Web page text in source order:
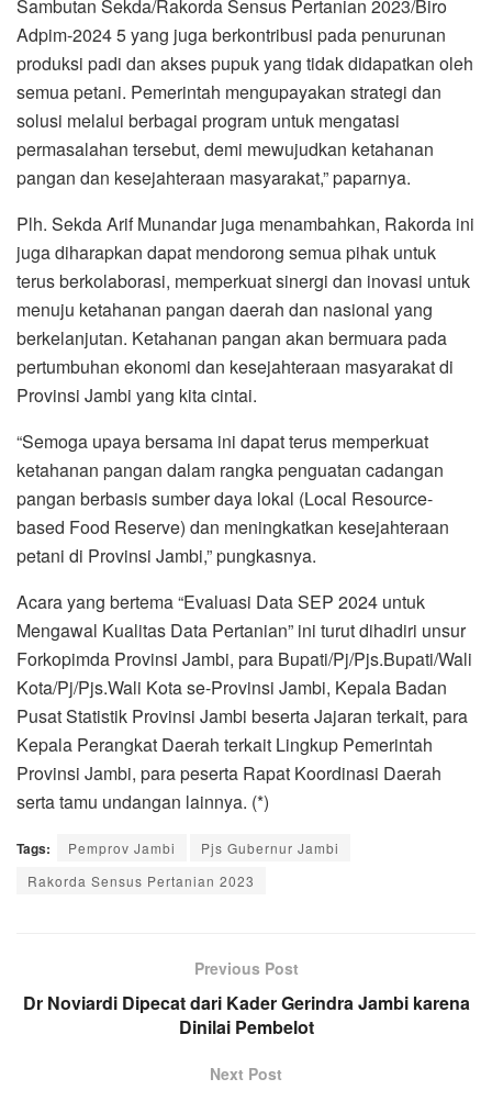
Sambutan Sekda/Rakorda Sensus Pertanian 2023/Biro
Adpim-2024 5 yang juga berkontribusi pada penurunan
produksi padi dan akses pupuk yang tidak didapatkan oleh
semua petani. Pemerintah mengupayakan strategi dan
solusi melalui berbagai program untuk mengatasi
permasalahan tersebut, demi mewujudkan ketahanan
pangan dan kesejahteraan masyarakat,” paparnya.
Plh. Sekda Arif Munandar juga menambahkan, Rakorda ini
juga diharapkan dapat mendorong semua pihak untuk
terus berkolaborasi, memperkuat sinergi dan inovasi untuk
menuju ketahanan pangan daerah dan nasional yang
berkelanjutan. Ketahanan pangan akan bermuara pada
pertumbuhan ekonomi dan kesejahteraan masyarakat di
Provinsi Jambi yang kita cintai.
“Semoga upaya bersama ini dapat terus memperkuat
ketahanan pangan dalam rangka penguatan cadangan
pangan berbasis sumber daya lokal (Local Resource-
based Food Reserve) dan meningkatkan kesejahteraan
petani di Provinsi Jambi,” pungkasnya.
Acara yang bertema “Evaluasi Data SEP 2024 untuk
Mengawal Kualitas Data Pertanian” ini turut dihadiri unsur
Forkopimda Provinsi Jambi, para Bupati/Pj/Pjs.Bupati/Wali
Kota/Pj/Pjs.Wali Kota se-Provinsi Jambi, Kepala Badan
Pusat Statistik Provinsi Jambi beserta Jajaran terkait, para
Kepala Perangkat Daerah terkait Lingkup Pemerintah
Provinsi Jambi, para peserta Rapat Koordinasi Daerah
serta tamu undangan lainnya. (*)
Tags: Pemprov Jambi
Pjs Gubernur Jambi
Rakorda Sensus Pertanian 2023
Previous Post
Dr Noviardi Dipecat dari Kader Gerindra Jambi karena
Dinilai Pembelot
Next Post